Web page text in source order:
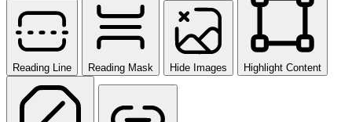
Reading Line Reading Mask Hide Images Highlight Content